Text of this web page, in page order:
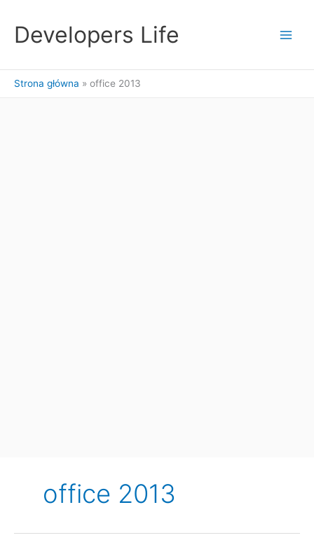
treściDevelopers Life
Strona główna office 2013
office 2013